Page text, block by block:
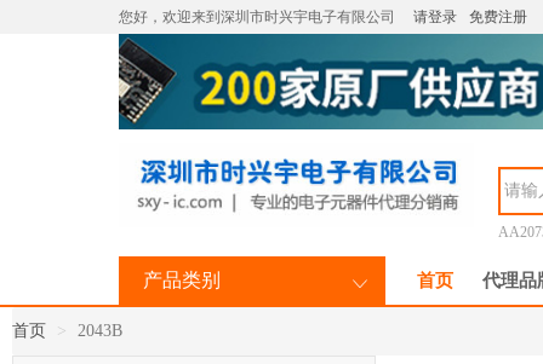
您好，欢迎来到深圳市时兴宇电子有限公司 请登录 免费注册
产品类别 首页 代理品
首页 2043B